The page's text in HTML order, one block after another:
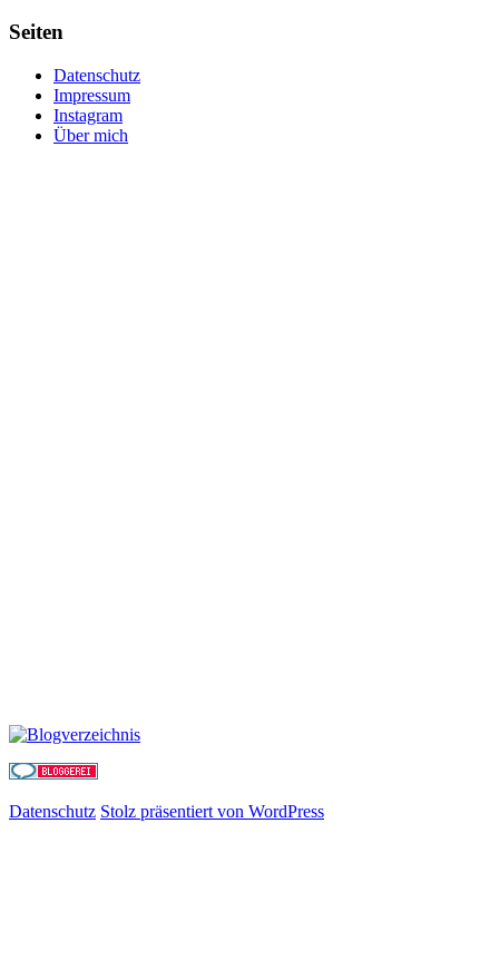
Seiten
Datenschutz
Impressum
Instagram
Über mich
Datenschutz Stolz präsentiert von WordPress